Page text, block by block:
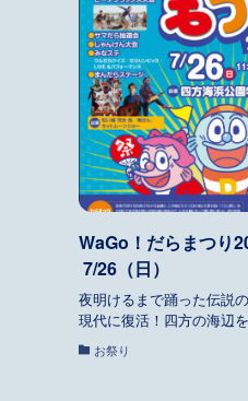
WaGo！だらまつり
7/26（日）
夜明けるまで踊った伝説
現代に復活！四方の海辺
お祭り